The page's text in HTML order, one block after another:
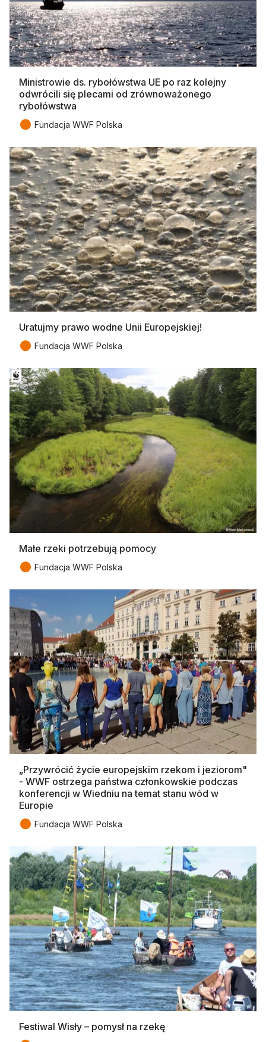
Ministrowie ds. rybołówstwa UE po raz kolejny
odwrócili się plecami od zrównoważonego
rybołówstwa
● Fundacja WWF Polska
Uratujmy prawo wodne Unii Europejskiej!
● Fundacja WWF Polska
Małe rzeki potrzebują pomocy
● Fundacja WWF Polska
„Przywrócić życie europejskim rzekom i jeziorom"
- WWF ostrzega państwa członkowskie podczas
konferencji w Wiedniu na temat stanu wód w
Europie
● Fundacja WWF Polska
Festiwal Wisły – pomysł na rzekę